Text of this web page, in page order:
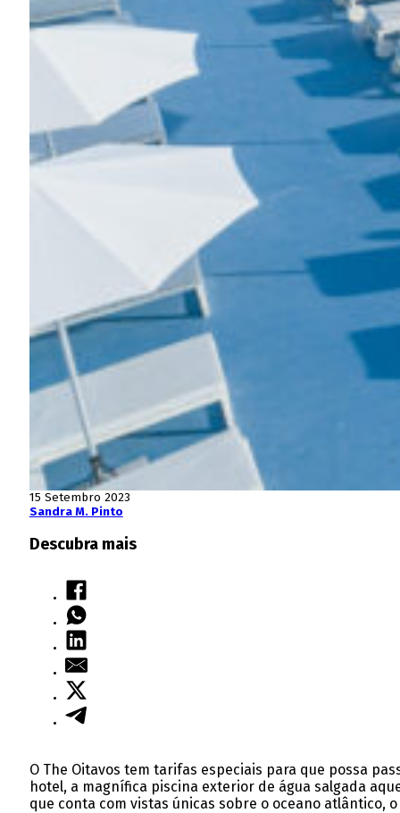
15 Setembro 2023
Sandra M. Pinto
Descubra mais
O The Oitavos tem tarifas especiais para que possa
hotel, a magnífica piscina exterior de água salgada
que conta com vistas únicas sobre o oceano atlântico,